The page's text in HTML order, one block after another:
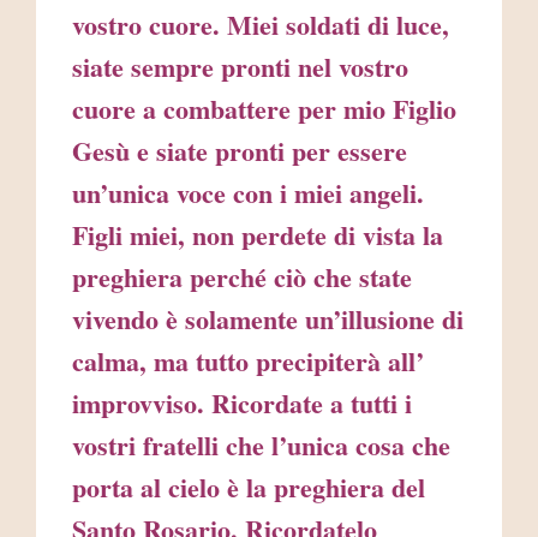
vostro cuore. Miei soldati di luce,
siate sempre pronti nel vostro
cuore a combattere per mio Figlio
Gesù e siate pronti per essere
un’unica voce con i miei angeli.
Figli miei, non perdete di vista la
preghiera perché ciò che state
vivendo è solamente un’illusione di
calma, ma tutto precipiterà all’
improvviso. Ricordate a tutti i
vostri fratelli che l’unica cosa che
porta al cielo è la preghiera del